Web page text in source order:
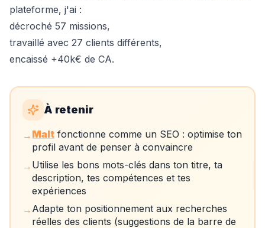
plateforme, j'ai :
décroché 57 missions,
travaillé avec 27 clients différents,
encaissé +40k€ de CA.
À retenir
→ Malt fonctionne comme un SEO : optimise ton
profil avant de penser à convaincre
→ Utilise les bons mots-clés dans ton titre, ta
description, tes compétences et tes
expériences
→ Adapte ton positionnement aux recherches
réelles des clients (suggestions de la barre de